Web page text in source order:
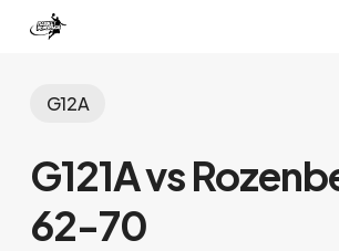
Skip
G12A
G121A vs
62-70